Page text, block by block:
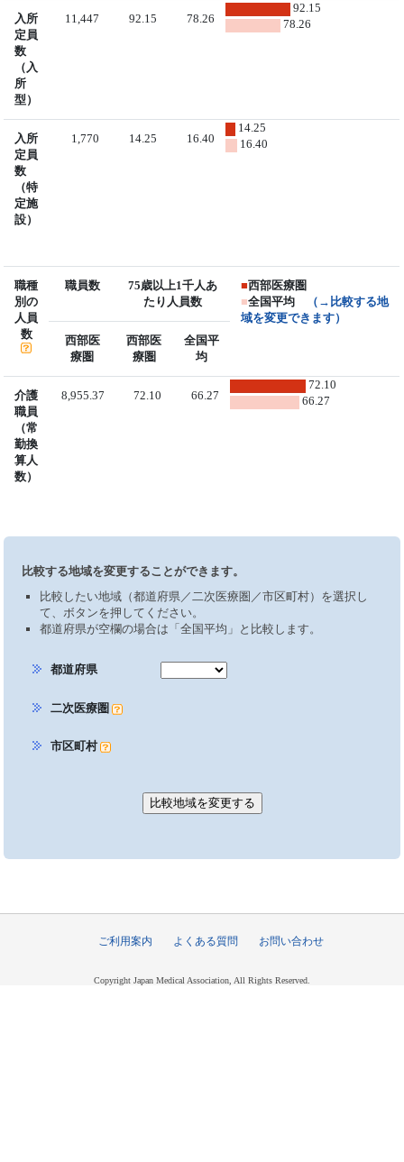
入所
定員
数
（入
所
型）
11,447 92.15 78.26
92.15
78.26
入所
定員
数
（特
定施
設）
1,770 14.25 16.40
14.25
16.40
職種
別の
人員
数
職員数
75歳以上1千人あ
たり人員数
■西部医療圏
■全国平均
（→比較する地
域を変更できます）
西部医
療圏
西部医
療圏
全国平
均
介護
職員
（常
勤換
算人
数）
8,955.37 72.10 66.27
72.10
66.27
比較する地域を変更することができます。
比較したい地域（都道府県／二次医療圏／市区町村）を選択し
て、ボタンを押してください。
都道府県が空欄の場合は「全国平均」と比較します。
都道府県
二次医療圏
市区町村
ご利用案内 よくある質問 お問い合わせ
Copyright Japan Medical Association, All Rights Reserved.